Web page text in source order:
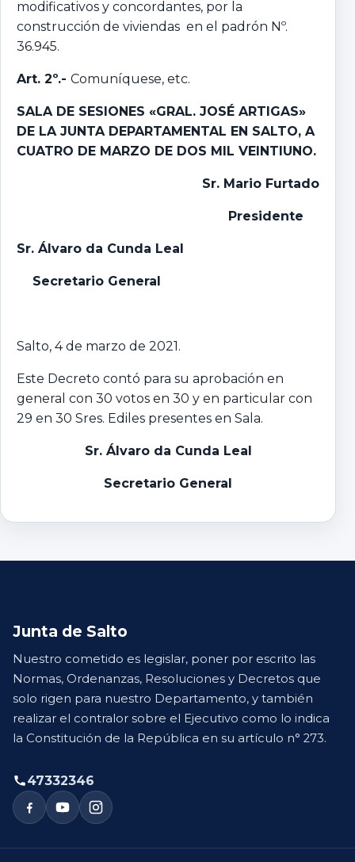
modificativos y concordantes, por la
construcción de viviendas en el padrón Nº.
36.945.
Art. 2º.- Comuníquese, etc.
SALA DE SESIONES «GRAL. JOSÉ ARTIGAS»
DE LA JUNTA DEPARTAMENTAL EN SALTO, A
CUATRO DE MARZO DE DOS MIL VEINTIUNO.
Sr. Mario Furtado
Presidente
Sr. Álvaro da Cunda Leal
Secretario General
Salto, 4 de marzo de 2021.
Este Decreto contó para su aprobación en
general con 30 votos en 30 y en particular con
29 en 30 Sres. Ediles presentes en Sala.
Sr. Álvaro da Cunda Leal
Secretario General
Junta de Salto
Nuestro cometido es legislar, poner por escrito las
Normas, Ordenanzas, Resoluciones y Decretos que
solo rigen para nuestro Departamento, y también
realizar el contralor sobre el Ejecutivo como lo indica
la Constitución de la República en su artículo n° 273.
47332346